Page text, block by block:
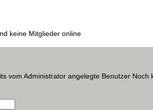
keine Mitglieder online
vom Administrator angelegte Benutzer